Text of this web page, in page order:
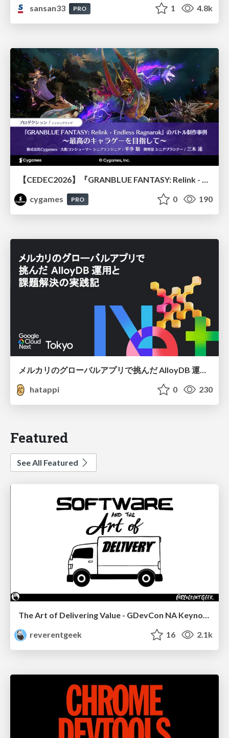
sansan33
PRO 1 4.8k
cygames
PRO 0 190
メルカリのグローバルアプリで挑んだ AlloyDB 運用と課題解決の実践記
hatappi
0 230
Featured
See All Featured
The Art of Delivering Value - GDevCon NA Keynote
reverentgeek
16 2.1k